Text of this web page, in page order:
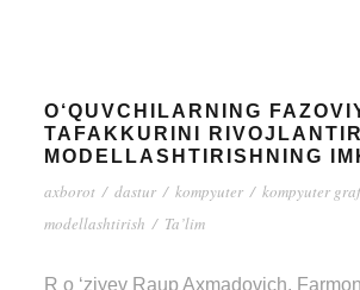
O‘QUVCHILARNING
TAFAKKURINI
MODELLASHTIRISHNING
axborot / dastur / kompyuter / kompyuter
modellashtirish / Ta’lim
R o ‘ziyev Raup Axmadovich,